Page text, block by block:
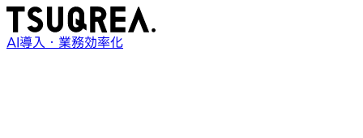
AI導入・業務効率化